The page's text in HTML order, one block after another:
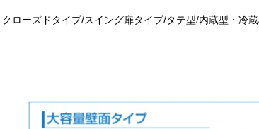
クローズドタイプ/スイング扉タイプ/タテ型/内蔵型・冷